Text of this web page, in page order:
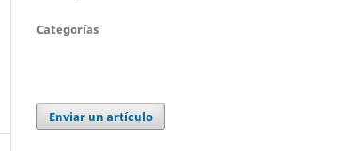
Categorías
Enviar un artículo